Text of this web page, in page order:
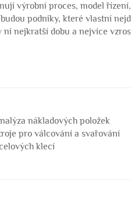
výrobní proces, model
podniky, které vlastní
nejkratší dobu a nejvíce
nákladových položek
pro válcování a svařování
klecí